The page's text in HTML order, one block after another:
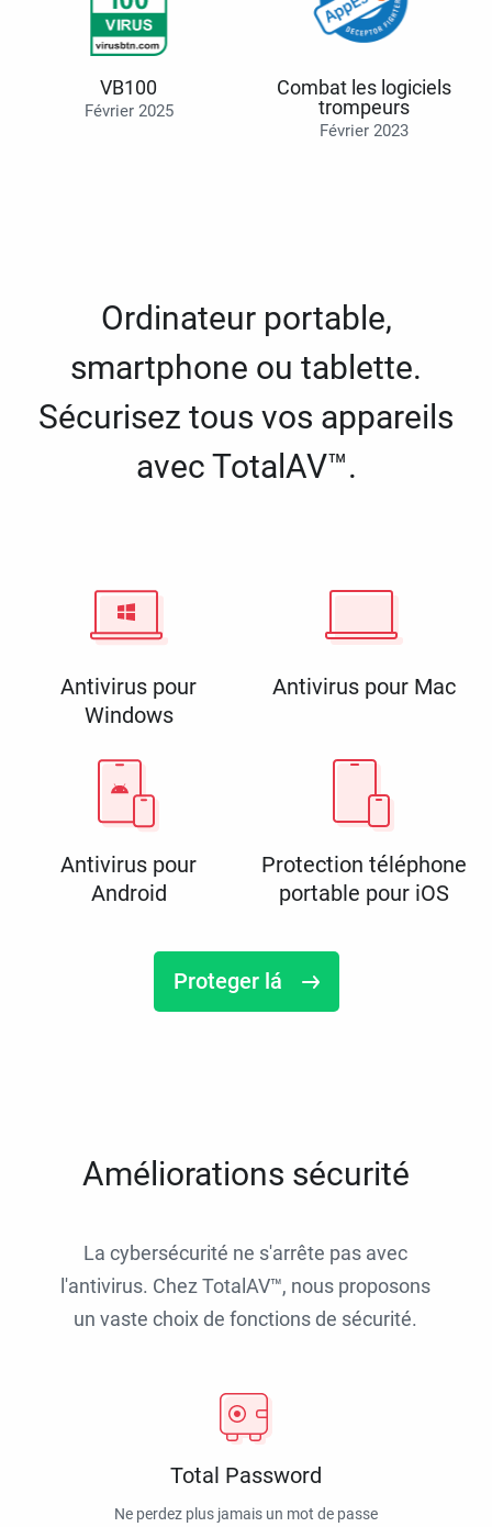
VB100
Février 2025
Combat les logiciels
trompeurs
Février 2023
Ordinateur portable,
smartphone ou tablette.
Sécurisez tous vos appareils
avec TotalAV™.
Antivirus pour
Windows
Antivirus pour Mac
Antivirus pour
Android
Protection téléphone
portable pour iOS
Proteger lá
Améliorations sécurité
La cybersécurité ne s'arrête pas avec
l'antivirus. Chez TotalAV™, nous proposons
un vaste choix de fonctions de sécurité.
Total Password
Ne perdez plus jamais un mot de passe